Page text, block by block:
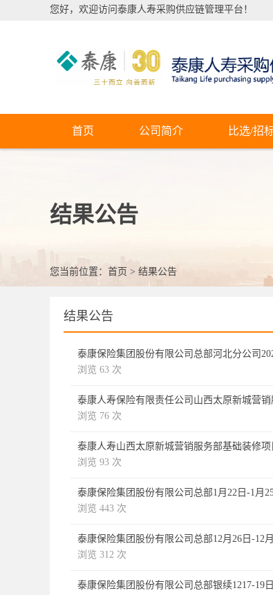
您好，欢迎访问泰康人寿采购供应链管理平台！
首页 公司简介 比选/招
结果公告
您当前位置： 首页 > 结果公告
结果公告
泰康保险集团股份有限公司总部河北分公司
浏览 63 次
泰康人寿保险有限责任公司山西太原新城营
浏览 76 次
泰康人寿山西太原新城营销服务部基础装修
浏览 93 次
泰康保险集团股份有限公司总部1月22日-1月
浏览 443 次
泰康保险集团股份有限公司总部12月26日-12
浏览 312 次
泰康保险集团股份有限公司总部银续1217-19